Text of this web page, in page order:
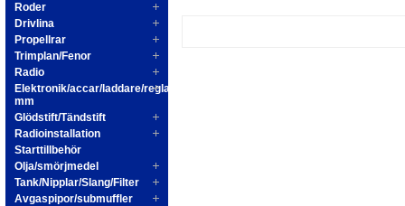
Roder
Drivlina
Propellrar
Trimplan/Fenor
Radio
Elektronik/accar/laddare/reglage
mm
Glödstift/Tändstift
Radioinstallation
Starttillbehör
Olja/smörjmedel
Tank/Nipplar/Slang/Filter
Avgaspipor/submuffler